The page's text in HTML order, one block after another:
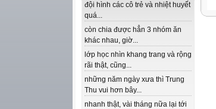
đội hình các cô trẻ và nhiệt huyết
quá...
còn chia được hẳn 3 nhóm ăn
khác nhau, giờ...
lớp học nhìn khang trang và rộng
rãi thật, cũng...
những năm ngày xưa thì Trung
Thu vui hơn bây...
nhanh thật, vài tháng nữa lại tới